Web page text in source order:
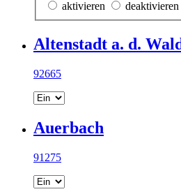
aktivieren deaktivieren
Altenstadt a. d.
92665
Auerbach
91275